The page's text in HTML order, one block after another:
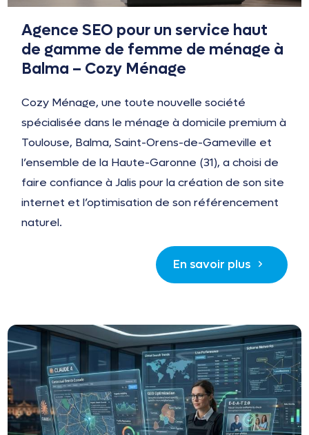
Agence SEO pour un service haut
de gamme de femme de ménage à
Balma – Cozy Ménage
Cozy Ménage, une toute nouvelle société
spécialisée dans le ménage à domicile premium à
Toulouse, Balma, Saint-Orens-de-Gameville et
l’ensemble de la Haute-Garonne (31), a choisi de
faire confiance à Jalis pour la création de son site
internet et l’optimisation de son référencement
naturel.
En savoir plus